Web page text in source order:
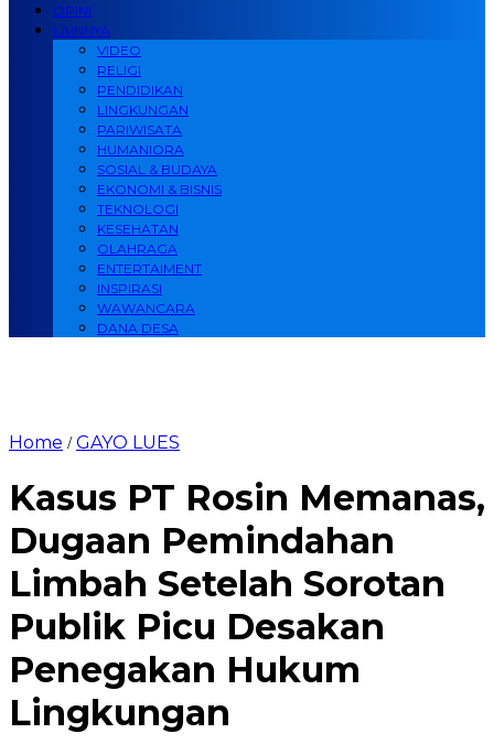
OPINI
LAINNYA
VIDEO
RELIGI
PENDIDIKAN
LINGKUNGAN
PARIWISATA
HUMANIORA
SOSIAL & BUDAYA
EKONOMI & BISNIS
TEKNOLOGI
KESEHATAN
OLAHRAGA
ENTERTAIMENT
INSPIRASI
WAWANCARA
DANA DESA
Home /GAYO LUES
Kasus PT Rosin Memanas,
Dugaan Pemindahan
Limbah Setelah Sorotan
Publik Picu Desakan
Penegakan Hukum
Lingkungan